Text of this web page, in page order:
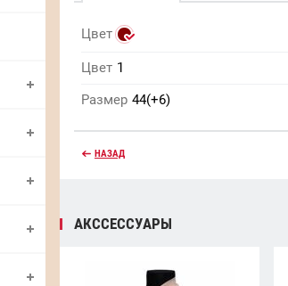
Цвет
Цвет 1
Размер 44(+6)
НАЗАД
АКССЕССУАРЫ